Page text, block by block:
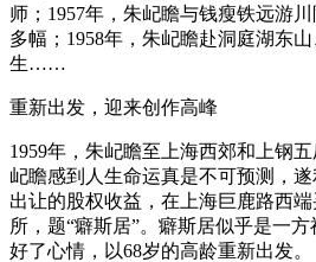
师；1957年，朱屺瞻与钱瘦铁远游
多幅；1958年，朱屺瞻赴洞庭湖东
生……
重新出发，迎来创作高峰
1959年，朱屺瞻至上海西郊和上钢
屺瞻感到人生命运真是不可预测，
出让的股权收益，在上海巨鹿路西
所，题“癖斯居”。癖斯居似乎是一
好了心情，以68岁的高龄重新出发。